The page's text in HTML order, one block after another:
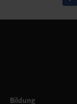
Bildung